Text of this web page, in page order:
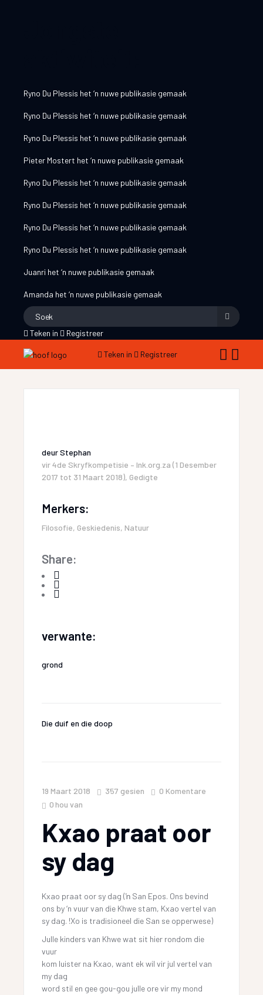
Ryno Du Plessis het ‘n nuwe publikasie gemaak
Ryno Du Plessis het ‘n nuwe publikasie gemaak
Ryno Du Plessis het ‘n nuwe publikasie gemaak
Pieter Mostert het ‘n nuwe publikasie gemaak
Ryno Du Plessis het ‘n nuwe publikasie gemaak
Ryno Du Plessis het ‘n nuwe publikasie gemaak
Ryno Du Plessis het ‘n nuwe publikasie gemaak
Ryno Du Plessis het ‘n nuwe publikasie gemaak
Juanri het ‘n nuwe publikasie gemaak
Amanda het ‘n nuwe publikasie gemaak
Teken in Registreer
Teken in Registreer
deurStephan
vir4de Skryfkompetisie – Ink.org.za (1 Desember
2017 tot 31 Maart 2018), Gedigte
Merkers:
Filosofie, Geskiedenis, Natuur
Share:
verwante:
grond
Die duif en die doop
19 Maart 2018 357 gesien
0 Komentare
0 hou van
Kxao praat oor
sy dag
Kxao praat oor sy dag (ŉ San Epos. Ons bevind
ons by ‘n vuur van die Khwe stam, Kxao vertel van
sy dag. !Xo is tradisioneel die San se opperwese)
Julle kinders van Khwe wat sit hier rondom die
vuur
kom luister na Kxao, want ek wil vir jul vertel van
my dag
word stil en gee gou-gou julle ore vir my mond